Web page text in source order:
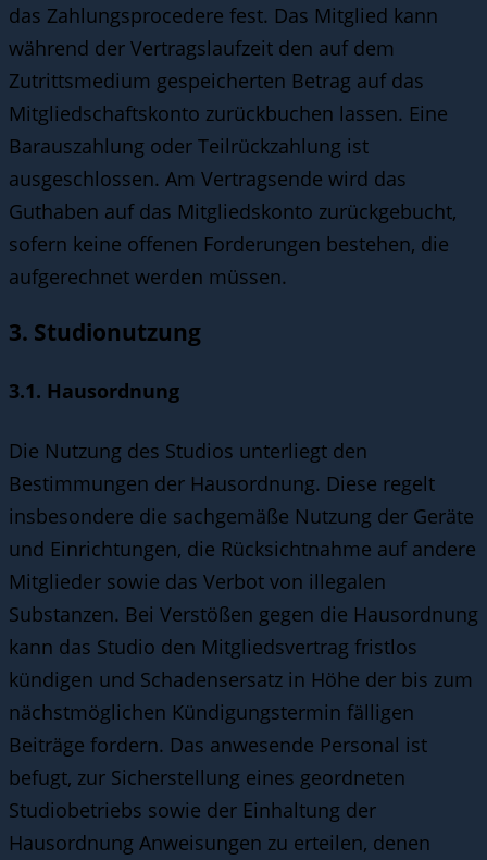
das Zahlungsprocedere fest. Das Mitglied kann
während der Vertragslaufzeit den auf dem
Zutrittsmedium gespeicherten Betrag auf das
Mitgliedschaftskonto zurückbuchen lassen. Eine
Barauszahlung oder Teilrückzahlung ist
ausgeschlossen. Am Vertragsende wird das
Guthaben auf das Mitgliedskonto zurückgebucht,
sofern keine offenen Forderungen bestehen, die
aufgerechnet werden müssen.
3. Studionutzung
3.1. Hausordnung
Die Nutzung des Studios unterliegt den
Bestimmungen der Hausordnung. Diese regelt
insbesondere die sachgemäße Nutzung der Geräte
und Einrichtungen, die Rücksichtnahme auf andere
Mitglieder sowie das Verbot von illegalen
Substanzen. Bei Verstößen gegen die Hausordnung
kann das Studio den Mitgliedsvertrag fristlos
kündigen und Schadensersatz in Höhe der bis zum
nächstmöglichen Kündigungstermin fälligen
Beiträge fordern. Das anwesende Personal ist
befugt, zur Sicherstellung eines geordneten
Studiobetriebs sowie der Einhaltung der
Hausordnung Anweisungen zu erteilen, denen